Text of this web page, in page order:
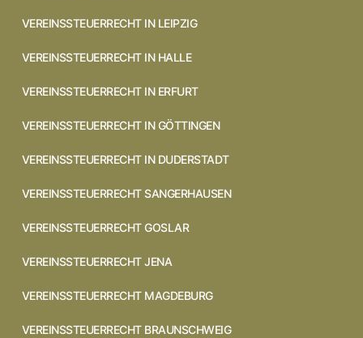
VEREINSSTEUERRECHT IN LEIPZIG
VEREINSSTEUERRECHT IN HALLE
VEREINSSTEUERRECHT IN ERFURT
VEREINSSTEUERRECHT IN GÖTTINGEN
VEREINSSTEUERRECHT IN DUDERSTADT
VEREINSSTEUERRECHT SANGERHAUSEN
VEREINSSTEUERRECHT GOSLAR
VEREINSSTEUERRECHT JENA
VEREINSSTEUERRECHT MAGDEBURG
VEREINSSTEUERRECHT BRAUNSCHWEIG